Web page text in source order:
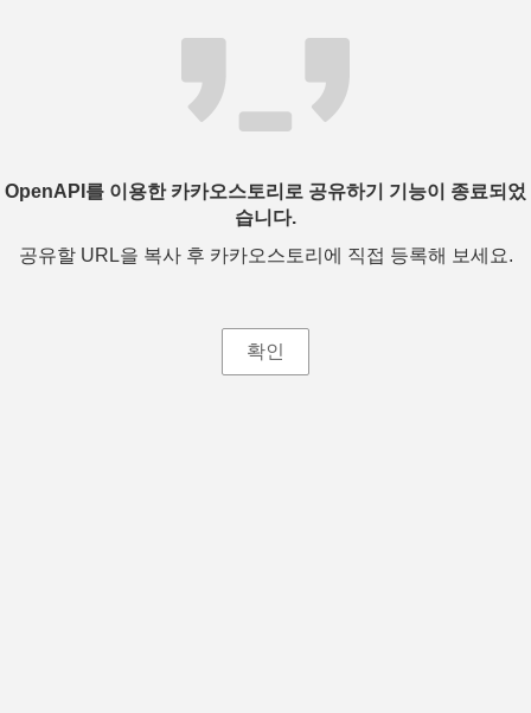
OpenAPI를 이용한 카카오스토리로 공유하기 기능이 종료되었
습니다.
공유할 URL을 복사 후 카카오스토리에 직접 등록해 보세요.
확인